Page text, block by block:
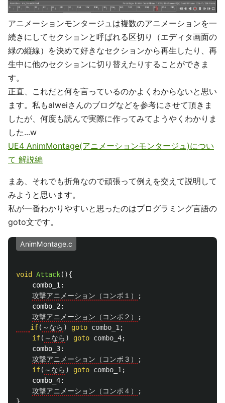
アニメーションモンタージュは複数のアニメーションを一
続きにしてセクションと呼ばれる区切り（エディタ画面の
緑の縦線）を決めて好きなセクションから再生したり、再
生中に他のセクションに切り替えたりすることができま
す。
正直、これだと何を言っているのかよくわからないと思い
ます。私もalweiさんのブログなどを参考にさせて頂きま
したが、何度も読んで実際に作ってみてようやくわかりま
した...w
UE4 AnimMontage(アニメーションモンタージュ)につい
て 解説編
まあ、それでも折角なので頑張って例えを交えて説明して
みようと思います。
私が一番わかりやすいと思ったのはプログラミング言語の
goto文です。
AnimMontage.c
void Attack(){
combo_1:
攻撃アニメーション（コンボ１）
;
combo_2:
攻撃アニメーション（コンボ２）
;
if( ～なら ) goto combo_1;
if( ～なら ) goto combo_4;
combo_3:
攻撃アニメーション（コンボ３）
;
if( ～なら ) goto combo_1;
combo_4:
攻撃アニメーション（コンボ４）
;